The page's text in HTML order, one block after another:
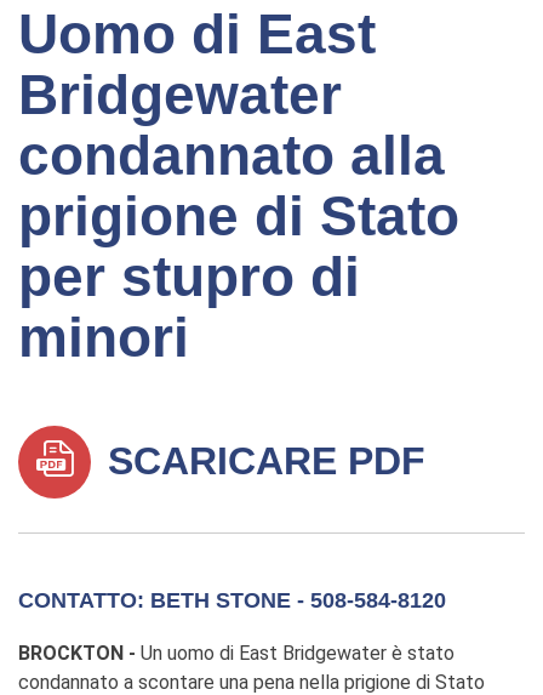
Uomo di East
Bridgewater
condannato alla
prigione di Stato
per stupro di
minori
SCARICARE PDF
CONTATTO: BETH STONE - 508-584-8120
BROCKTON - Un uomo di East Bridgewater è stato
condannato a scontare una pena nella prigione di Stato